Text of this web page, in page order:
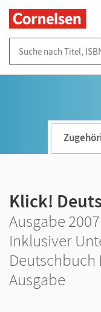
Klick!
Ausgabe
Inklusiver
Deutschbuch
Ausgabe